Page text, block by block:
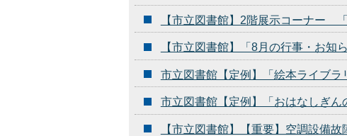
【市立図書館】2階展示コーナー
【市立図書館】「8月の行事・お知ら
市立図書館【定例】「絵本ライブラ
市立図書館【定例】「おはなしぎん
【市立図書館】【重要】空調設備故